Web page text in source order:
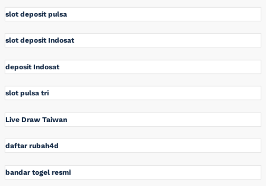
slot deposit pulsa
slot deposit Indosat
deposit Indosat
slot pulsa tri
Live Draw Taiwan
daftar rubah4d
bandar togel resmi